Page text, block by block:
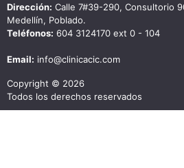
Dirección: Calle 7#39-290, Consultorio
Medellín, Poblado.
Teléfonos: 604 3124170 ext 0 - 104
Email: info@clinicacic.com
Copyright © 2026
Todos los derechos reservados